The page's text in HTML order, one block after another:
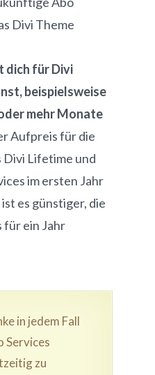
Divi Theme
dich für Divi
beispielsweise
mehr Monate
Aufpreis für die
Divi Lifetime und
im ersten Jahr
es günstiger, die
für ein Jahr
in jedem Fall
Services
zu